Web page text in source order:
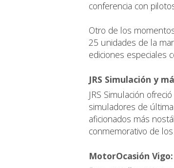
conferencia con
Otro de los
25 unidades de la
ediciones especiales
JRS Simulación y
JRS Simulación
simuladores de
aficionados más
conmemorativo de
MotorOcasión